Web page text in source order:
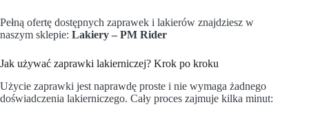
Pełną ofertę dostępnych zaprawek i lakierów znajdziesz w
naszym sklepie: Lakiery – PM Rider
Jak używać zaprawki lakierniczej? Krok po kroku
Użycie zaprawki jest naprawdę proste i nie wymaga żadnego
doświadczenia lakierniczego. Cały proces zajmuje kilka minut: